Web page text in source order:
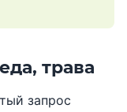
трава
запрос